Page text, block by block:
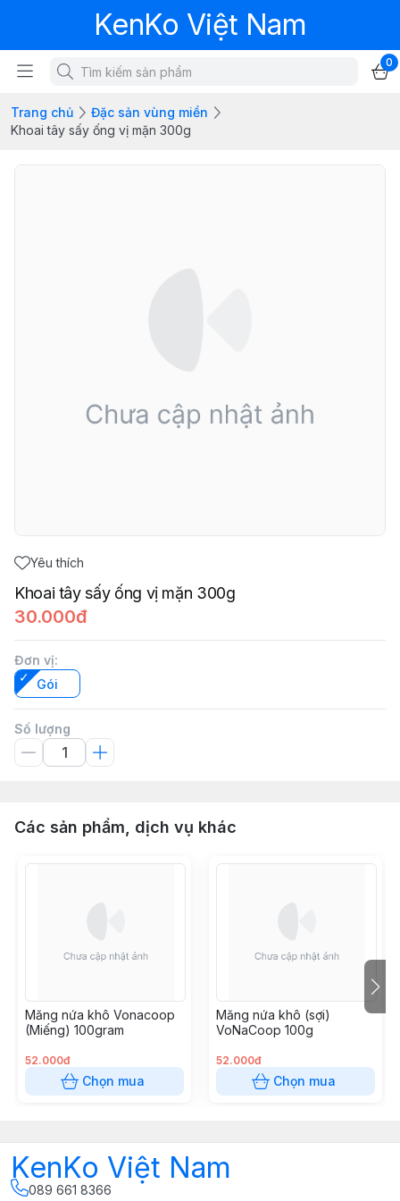
KenKo Việt Nam
0
Trang chủ
Đặc sản vùng miền
Khoai tây sấy ống vị mặn 300g
Yêu thích
Khoai tây sấy ống vị mặn 300g
30.000đ
Đơn vị:
Gói
Số lượng
Các sản phẩm, dịch vụ khác
Măng nứa khô Vonacoop
(Miếng) 100gram
52.000đ
Chọn mua
Măng nứa khô (sợi)
VoNaCoop 100g
52.000đ
Chọn mua
KenKo Việt Nam
089 661 8366